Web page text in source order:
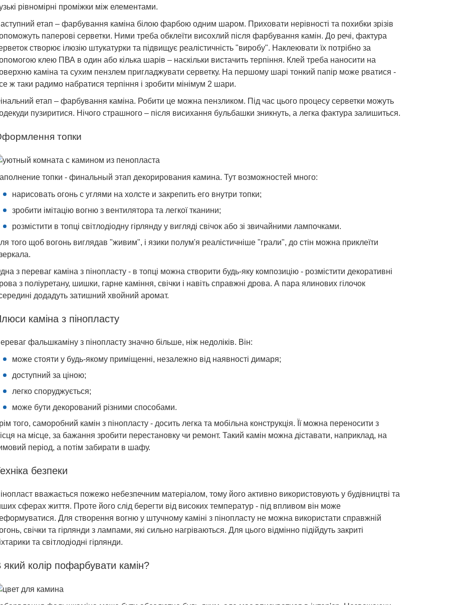
рівномірні проміжки між елементами.
етап – фарбування каміна білою фарбою одним шаром. Приховати нерівності та похибки зрізів
паперові серветки. Ними треба обклеїти висохлий після фарбування камін. До речі, фактура
створює ілюзію штукатурки та підвищує реалістичність "виробу". Наклеювати їх потрібно за
клею ПВА в один або кілька шарів – наскільки вистачить терпіння. Клей треба наносити на
каміна та сухим пензлем пригладжувати серветку. На першому шарі тонкий папір може рватися -
ж таки радимо набратися терпіння і зробити мінімум 2 шари.
етап – фарбування каміна. Робити це можна пензликом. Під час цього процесу серветки можуть
пузиритися. Нічого страшного – після висихання бульбашки зникнуть, а легка фактура залишиться.
топки
топки - финальный этап декорирования камина. Тут возможностей много:
нарисовать огонь с углями на холсте и закрепить его внутри топки;
зробити імітацію вогню з вентилятора та легкої тканини;
розмістити в топці світлодіодну гірлянду у вигляді свічок або зі звичайними лампочками.
того щоб вогонь виглядав "живим", і язики полум'я реалістичніше "грали", до стін можна приклеїти
з переваг каміна з пінопласту - в топці можна створити будь-яку композицію - розмістити декоративні
з поліуретану, шишки, гарне каміння, свічки і навіть справжні дрова. А пара ялинових гілочок
додадуть затишний хвойний аромат.
каміна з пінопласту
фальшкаміну з пінопласту значно більше, ніж недоліків. Він:
може стояти у будь-якому приміщенні, незалежно від наявності димаря;
доступний за ціною;
легко споруджується;
може бути декорований різними способами.
того, саморобний камін з пінопласту - досить легка та мобільна конструкція. Її можна переносити з
на місце, за бажання зробити перестановку чи ремонт. Такий камін можна діставати, наприклад, на
період, а потім забирати в шафу.
безпеки
вважається пожежо небезпечним матеріалом, тому його активно використовують у будівництві та
сферах життя. Проте його слід берегти від високих температур - під впливом він може
Для створення вогню у штучному каміні з пінопласту не можна використати справжній
свічки та гірлянди з лампами, які сильно нагріваються. Для цього відмінно підійдуть закриті
та світлодіодні гірлянди.
який колір пофарбувати камін?